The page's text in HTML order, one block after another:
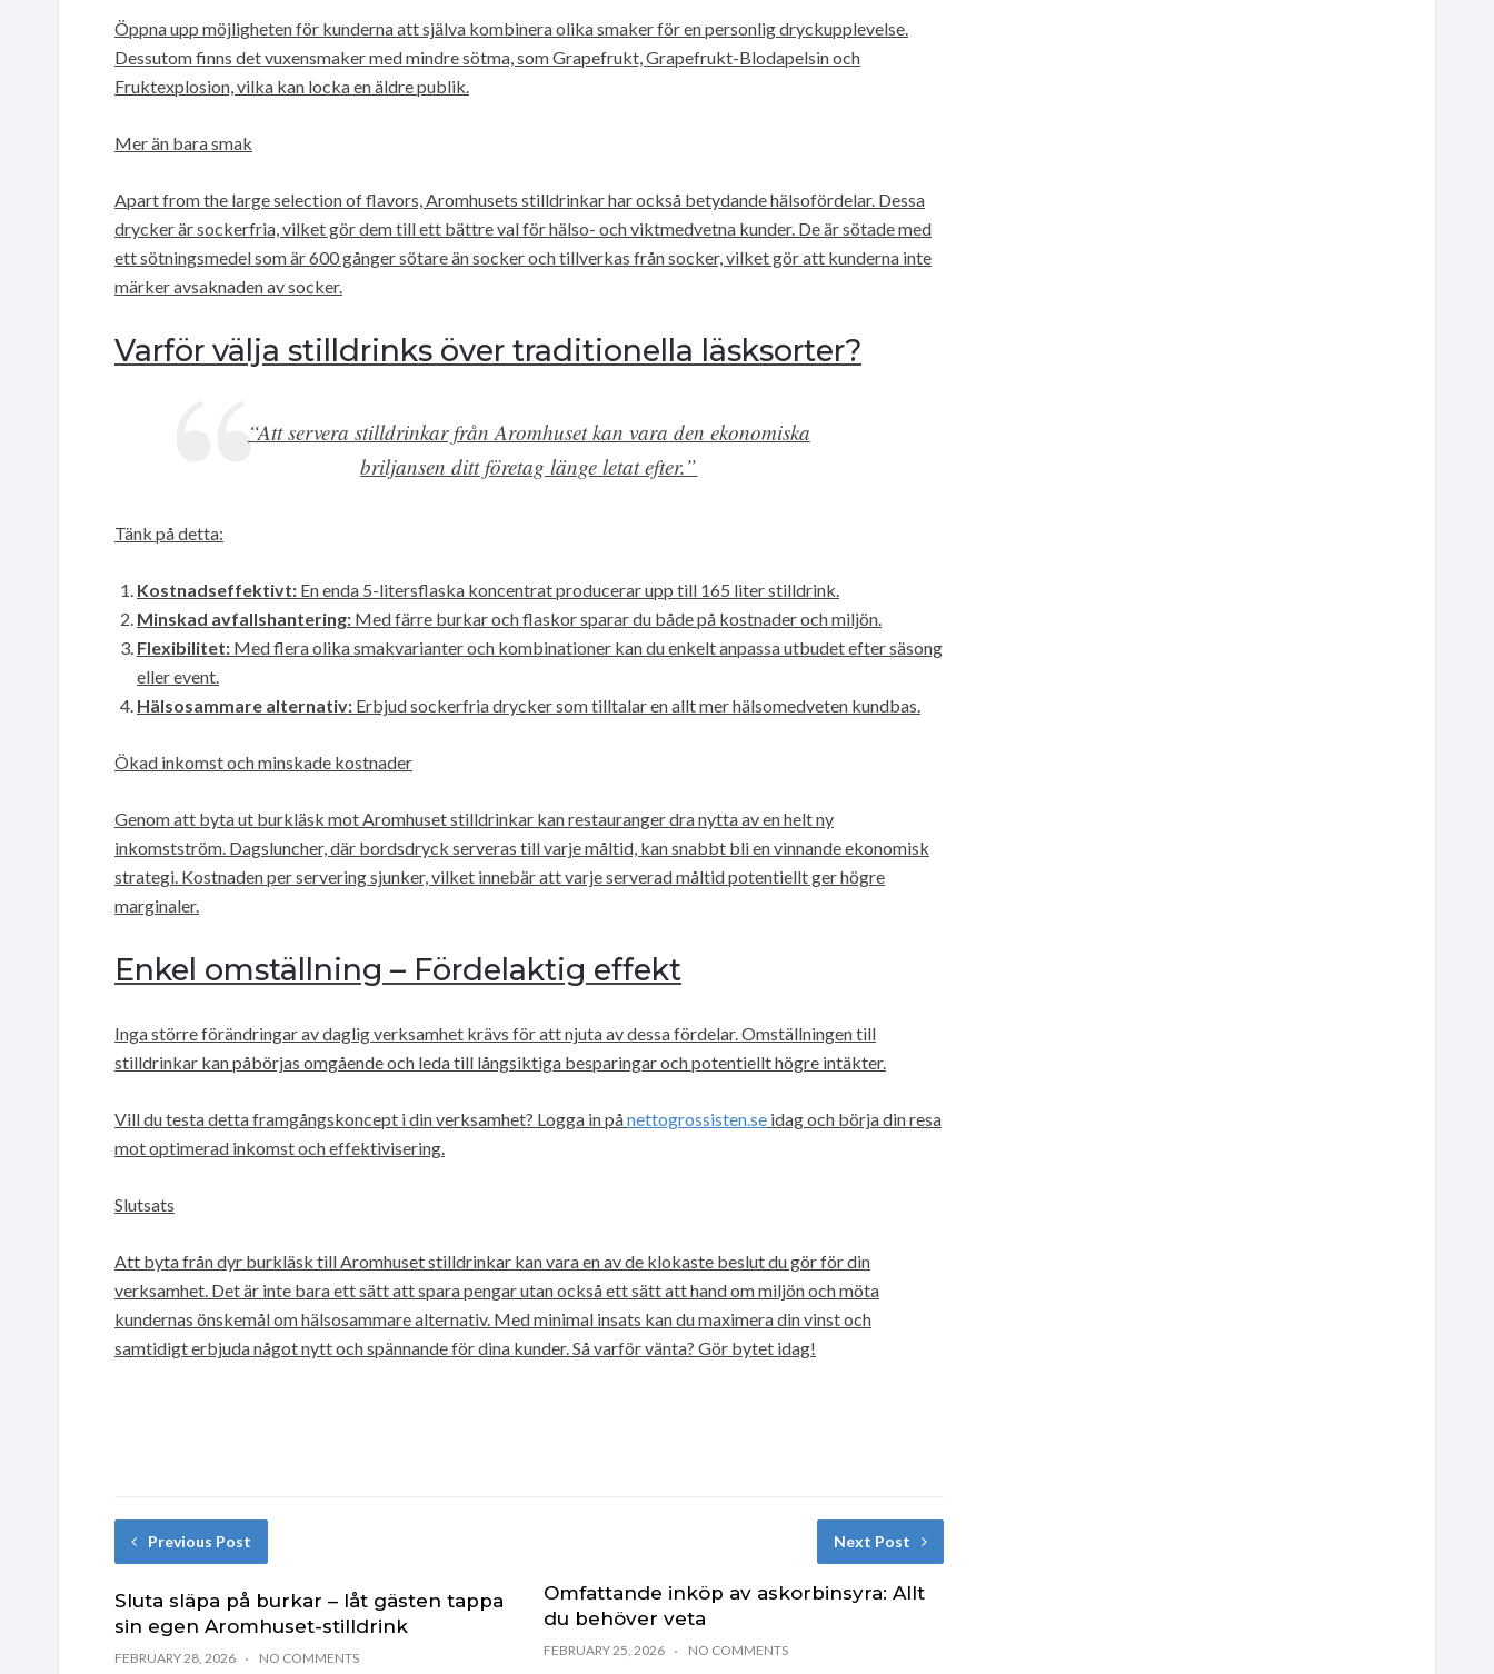
Öppna upp möjligheten för kunderna att själva kombinera olika smaker för en personlig dryckupplevelse.
Dessutom finns det vuxensmaker med mindre sötma, som Grapefrukt, Grapefrukt-Blodapelsin och
Fruktexplosion, vilka kan locka en äldre publik.
Mer än bara smak
Apart from the large selection of flavors, Aromhusets stilldrinkar har också betydande hälsofördelar. Dessa
drycker är sockerfria, vilket gör dem till ett bättre val för hälso- och viktmedvetna kunder. De är sötade med
ett sötningsmedel som är 600 gånger sötare än socker och tillverkas från socker, vilket gör att kunderna inte
märker avsaknaden av socker.
Varför välja stilldrinks över traditionella läsksorter?
“Att servera stilldrinkar från Aromhuset kan vara den ekonomiska
briljansen ditt företag länge letat efter.”
Tänk på detta:
Kostnadseffektivt: En enda 5-litersflaska koncentrat producerar upp till 165 liter stilldrink.
Minskad avfallshantering: Med färre burkar och flaskor sparar du både på kostnader och miljön.
Flexibilitet: Med flera olika smakvarianter och kombinationer kan du enkelt anpassa utbudet efter säsong
eller event.
Hälsosammare alternativ: Erbjud sockerfria drycker som tilltalar en allt mer hälsomedveten kundbas.
Ökad inkomst och minskade kostnader
Genom att byta ut burkläsk mot Aromhuset stilldrinkar kan restauranger dra nytta av en helt ny
inkomstström. Dagsluncher, där bordsdryck serveras till varje måltid, kan snabbt bli en vinnande ekonomisk
strategi. Kostnaden per servering sjunker, vilket innebär att varje serverad måltid potentiellt ger högre
marginaler.
Enkel omställning – Fördelaktig effekt
Inga större förändringar av daglig verksamhet krävs för att njuta av dessa fördelar. Omställningen till
stilldrinkar kan påbörjas omgående och leda till långsiktiga besparingar och potentiellt högre intäkter.
Vill du testa detta framgångskoncept i din verksamhet? Logga in pånettogrossisten.se idag och börja din resa
mot optimerad inkomst och effektivisering.
Slutsats
Att byta från dyr burkläsk till Aromhuset stilldrinkar kan vara en av de klokaste beslut du gör för din
verksamhet. Det är inte bara ett sätt att spara pengar utan också ett sätt att hand om miljön och möta
kundernas önskemål om hälsosammare alternativ. Med minimal insats kan du maximera din vinst och
samtidigt erbjuda något nytt och spännande för dina kunder. Så varför vänta? Gör bytet idag!
Previous Post
Sluta släpa på burkar – låt gästen tappa
sin egen Aromhuset-stilldrink
FEBRUARY 28, 2026 NO COMMENTS
Next Post
Omfattande inköp av askorbinsyra: Allt
du behöver veta
FEBRUARY 25, 2026 NO COMMENTS